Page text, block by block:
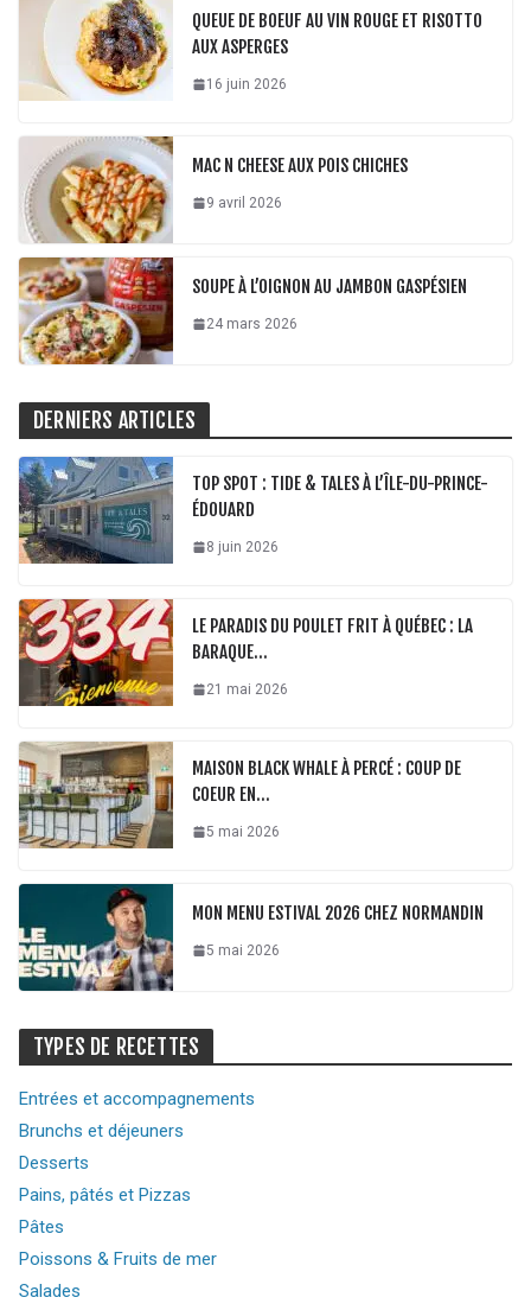
QUEUE DE BOEUF AU VIN ROUGE ET RISOTTO
AUX ASPERGES
16 juin 2026
MAC N CHEESE AUX POIS CHICHES
9 avril 2026
SOUPE À L’OIGNON AU JAMBON GASPÉSIEN
24 mars 2026
DERNIERS ARTICLES
TOP SPOT : TIDE & TALES À L’ÎLE-DU-PRINCE-
ÉDOUARD
8 juin 2026
LE PARADIS DU POULET FRIT À QUÉBEC : LA
BARAQUE…
21 mai 2026
MAISON BLACK WHALE À PERCÉ : COUP DE
COEUR EN…
5 mai 2026
MON MENU ESTIVAL 2026 CHEZ NORMANDIN
5 mai 2026
TYPES DE RECETTES
Entrées et accompagnements
Brunchs et déjeuners
Desserts
Pains, pâtés et Pizzas
Pâtes
Poissons & Fruits de mer
Salades